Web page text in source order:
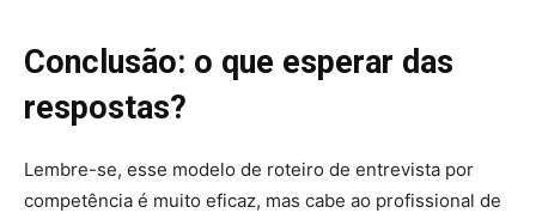
Conclusão: o que esperar das
respostas?
Lembre-se, esse modelo de roteiro de entrevista por
competência é muito eficaz, mas cabe ao profissional de